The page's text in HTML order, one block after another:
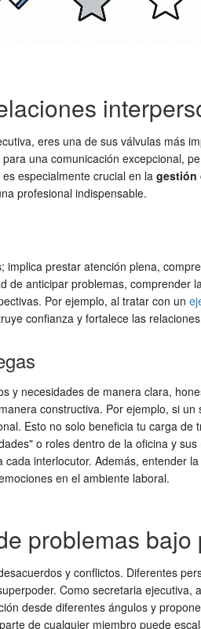
eres una de sus válvulas más
una comunicación excepcional,
especialmente crucial en la gestión
profesional indispensable.
prestar atención plena,
anticipar problemas,
Por ejemplo, al tratar con un
confianza y fortalece las
y necesidades de manera clara,
constructiva. Por ejemplo, si
Esto no solo beneficia tu carga
o roles dentro de la oficina y
interlocutor. Además, entender
en el ambiente laboral.
problemas bajo
y conflictos. Diferentes
Como secretaria
desde diferentes ángulos y
de cualquier miembro puede